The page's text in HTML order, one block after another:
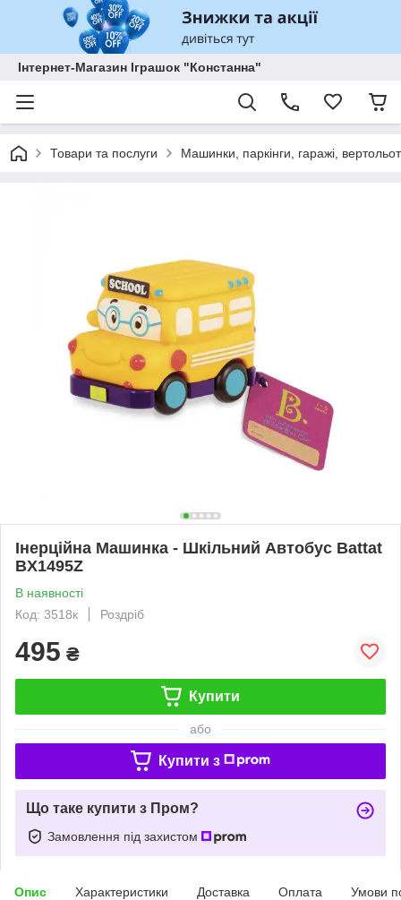
Інтернет-Магазин Іграшок "Констанна"
Товари та послуги Машинки, паркінги, гаражі,
Інерційна Машинка - Шкільний Автобус Battat
BX1495Z
В наявності
Код: 3518к
Роздріб
495 ₴
Купити
або
Купити з
Що таке купити з Пром?
Замовлення під захистом
Опис Характеристики Доставка Оплата Умови